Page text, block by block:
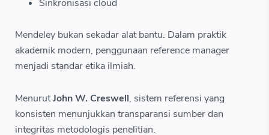
Sinkronisasi cloud
Mendeley bukan sekadar alat bantu. Dalam praktik
akademik modern, penggunaan reference manager
menjadi standar etika ilmiah.
MenurutJohn W. Creswell, sistem referensi yang
konsisten menunjukkan transparansi sumber dan
integritas metodologis penelitian.